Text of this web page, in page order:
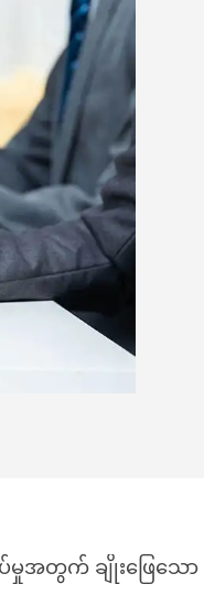
မှုအတွက် ချိုးဖြေသော